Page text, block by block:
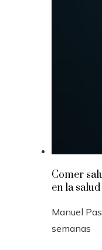
Comer
en la
Manuel
semanas